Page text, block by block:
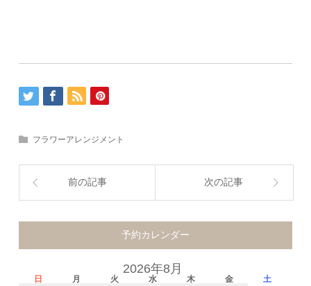
フラワーアレンジメント
前の記事 次の記事
予約カレンダー
2026年8月
日 月 火 水 木 金
土